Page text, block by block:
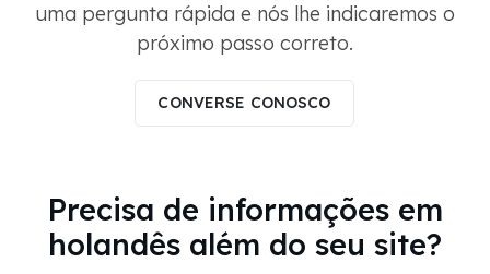
uma pergunta rápida e nós lhe indicaremos o
próximo passo correto.
CONVERSE CONOSCO
Precisa de informações em
holandês além do seu site?